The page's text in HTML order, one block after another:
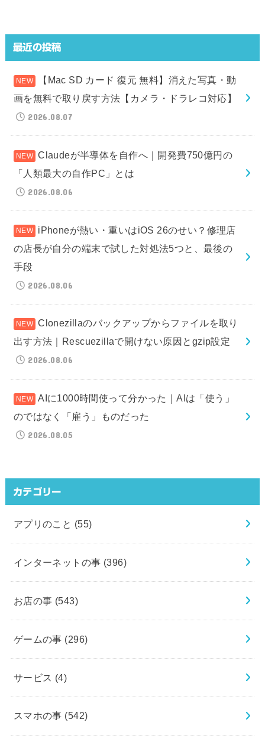
最近の投稿
【Mac SD カード 復元 無料】消えた写真・動
画を無料で取り戻す方法【カメラ・ドラレコ対応】
2026.08.07
Claudeが半導体を自作へ｜開発費750億円の
「人類最大の自作PC」とは
2026.08.06
iPhoneが熱い・重いはiOS 26のせい？修理店
の店長が自分の端末で試した対処法5つと、最後の
手段
2026.08.06
Clonezillaのバックアップからファイルを取り
出す方法｜Rescuezillaで開けない原因とgzip設定
2026.08.06
AIに1000時間使って分かった｜AIは「使う」
のではなく「雇う」ものだった
2026.08.05
カテゴリー
アプリのこと (55)
インターネットの事 (396)
お店の事 (543)
ゲームの事 (296)
サービス (4)
スマホの事 (542)